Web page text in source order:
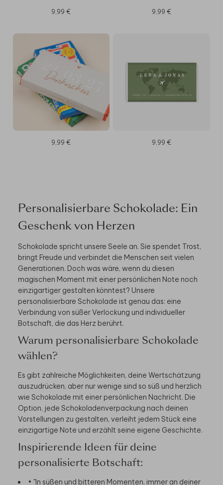
9,99 € 9,99 €
9,99 € 9,99 €
Personalisierbare Schokolade: Ein
Geschenk von Herzen
Schokolade spricht unsere Seele an. Sie spendet Trost,
bringt Freude und verbindet die Menschen seit vielen
Generationen. Doch was wäre, wenn du diesen
magischen Moment mit einer persönlichen Note noch
einzigartiger gestalten könntest? Unsere
personalisierbare Schokolade ist genau das: eine
Verbindung von süßer Verlockung und individueller
Botschaft, die das Herz berührt.
Warum personalisierbare Schokolade
wählen?
Es gibt zahlreiche Möglichkeiten, deine Wertschätzung
auszudrücken, aber nur wenige sind so süß und herzlich
wie Schokolade mit einer persönlichen Nachricht. Die
Option, jede Schokoladenverpackung nach deinen
Vorstellungen zu gestalten, verleiht jedem Stück eine
einzigartige Note und erzählt seine eigene Geschichte.
Inspirierende Ideen für deine
personalisierte Botschaft:
• "In süßen und bitteren Momenten, immer an deiner